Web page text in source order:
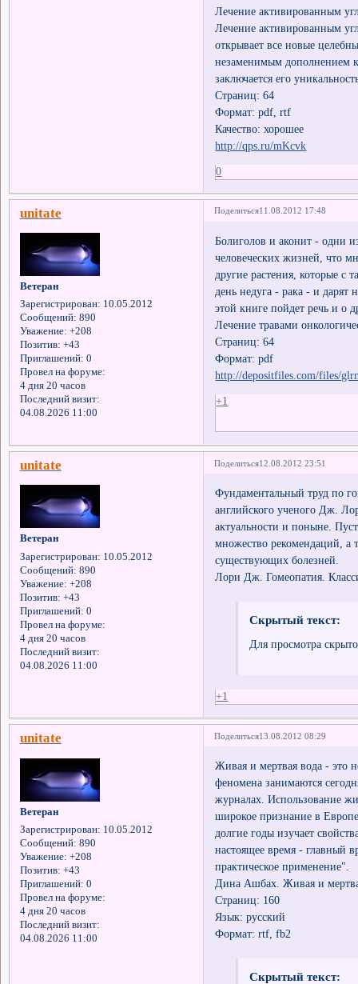
Лечение активированным
Лечение активированным
открывает все новые
незаменимым дополнением
заключается его
Страниц: 64
Формат: pdf, rtf
Качество: хорошее
http://qps.ru/mKcvk
0
Поделиться11.08.2012 17:48
unitate
Ветеран
Зарегистрирован: 10.05.2012
Сообщений: 890
Уважение: +208
Позитив: +43
Приглашений: 0
Провел на форуме:
4 дня 20 часов
Последний визит:
04.08.2026 11:00
Болиголов и аконит - одни
человеческих жизней, что
другие растения, которые с
день недуга - рака - и
этой книге пойдет речь и о
Лечение травами
Страниц: 64
Формат: pdf
http://depositfiles.com/files/
+1
Поделиться12.08.2012 23:51
unitate
Ветеран
Зарегистрирован: 10.05.2012
Сообщений: 890
Уважение: +208
Позитив: +43
Приглашений: 0
Провел на форуме:
4 дня 20 часов
Последний визит:
04.08.2026 11:00
Фундаментальный труд по
английского ученого Дж.
актуальности и поныне.
множество рекомендаций, а
существующих болезней.
Лори Дж. Гомеопатия.
Скрытый текст:
Для просмотра
+1
Поделиться13.08.2012 08:29
unitate
Ветеран
Зарегистрирован: 10.05.2012
Сообщений: 890
Уважение: +208
Позитив: +43
Приглашений: 0
Провел на форуме:
4 дня 20 часов
Последний визит:
04.08.2026 11:00
Живая и мертвая вода - это
феномена занимаются
журналах. Использование
широкое признание в
долгие годы изучает
настоящее время - главный
практическое применение".
Дина Ашбах. Живая и
Страниц: 160
Язык: русский
Формат: rtf, fb2
Скрытый текст: